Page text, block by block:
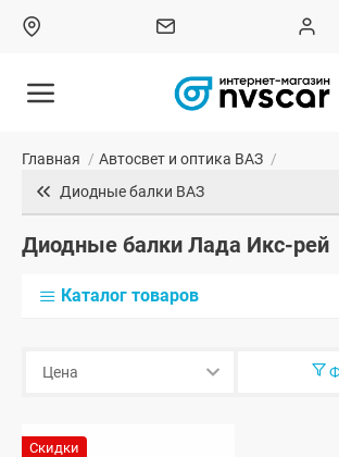
Главная / Автосвет и оптика ВАЗ /
Диодные балки ВАЗ
Диодные балки Лада Икс-рей
Каталог товаров
Скидки